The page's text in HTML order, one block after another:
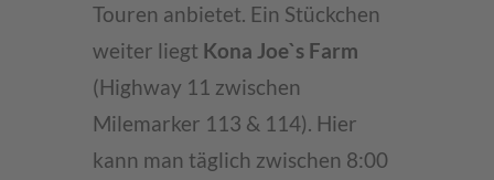
Touren anbietet. Ein Stückchen
weiter liegt Kona Joe`s Farm
(Highway 11 zwischen
Milemarker 113 & 114). Hier
kann man täglich zwischen 8:00